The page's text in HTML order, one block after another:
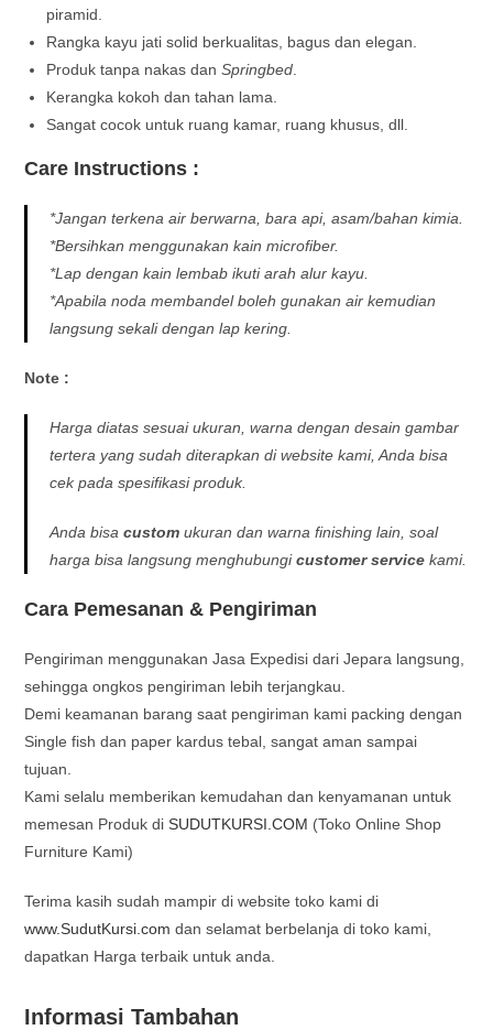
piramid.
Rangka kayu jati solid berkualitas, bagus dan elegan.
Produk tanpa nakas danSpringbed
Kerangka kokoh dan tahan lama.
Sangat cocok untuk ruang kamar, ruang khusus, dll.
Care Instructions :
*Jangan terkena air berwarna, bara api, asam/bahan kimia.
*Bersihkan menggunakan kain microfiber.
*Lap dengan kain lembab ikuti arah alur kayu.
*Apabila noda membandel boleh gunakan air kemudian
langsung sekali dengan lap kering.
Note :
Harga diatas sesuai ukuran, warna dengan desain gambar
tertera yang sudah diterapkan di website kami, Anda bisa
cek pada spesifikasi produk.
Anda bisacustomukuran dan warna finishing lain , soal
harga bisa langsung menghubungicustomer service kami.
Cara Pemesanan & Pengiriman
Pengiriman menggunakan Jasa Expedisi dari Jepara langsung,
sehingga ongkos pengiriman lebih terjangkau.
Demi keamanan barang saat pengiriman kami packing dengan
Single fish dan paper kardus tebal, sangat aman sampai
tujuan.
Kami selalu memberikan kemudahan dan kenyamanan untuk
memesan Produk diSUDUTKURSI.COM (Toko Online Shop
Furniture Kami)
Terima kasih sudah mampir di website toko kami di
www.SudutKursi.com dan selamat berbelanja di toko kami,
dapatkan Harga terbaik untuk anda.
Informasi Tambahan